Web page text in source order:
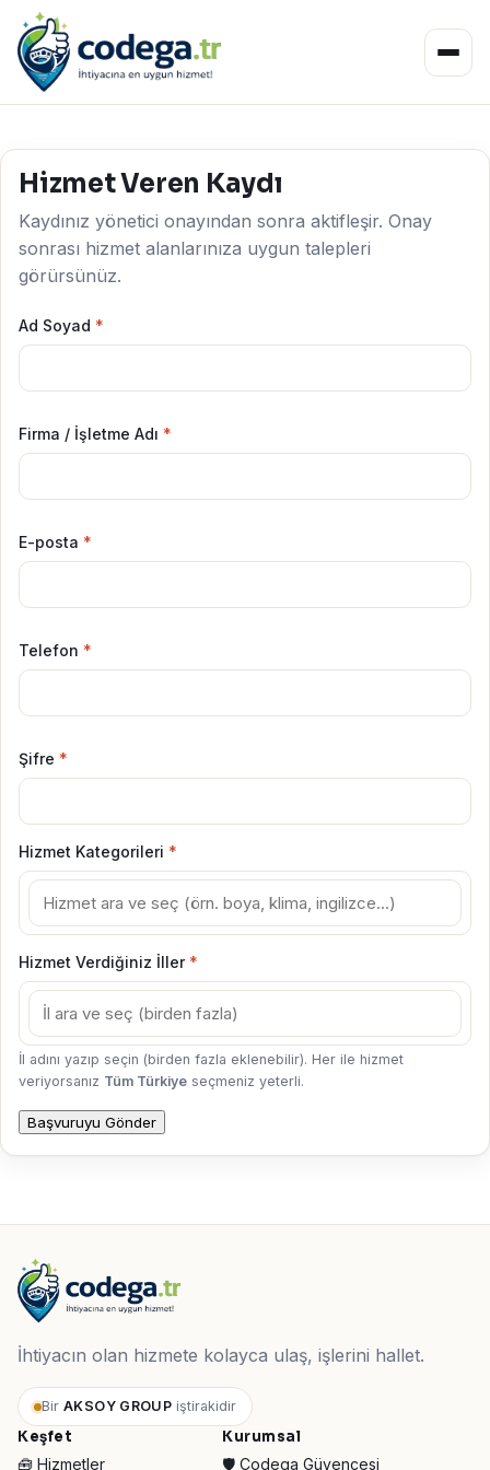
Hizmet Veren Kaydı
Kaydınız yönetici onayından sonra aktifleşir. Onay
sonrası hizmet alanlarınıza uygun talepleri
görürsünüz.
Ad Soyad *
Firma / İşletme Adı *
E-posta *
Telefon *
Şifre *
Hizmet Kategorileri *
Hizmet Verdiğiniz İller *
İl adını yazıp seçin (birden fazla eklenebilir). Her ile hizmet
veriyorsanız Tüm Türkiye seçmeniz yeterli.
Başvuruyu Gönder
İhtiyacın olan hizmete kolayca ulaş, işlerini hallet.
Bir AKSOY GROUP iştirakidir
Keşfet
🧰 Hizmetler
Kurumsal
🛡️ Codega Güvencesi